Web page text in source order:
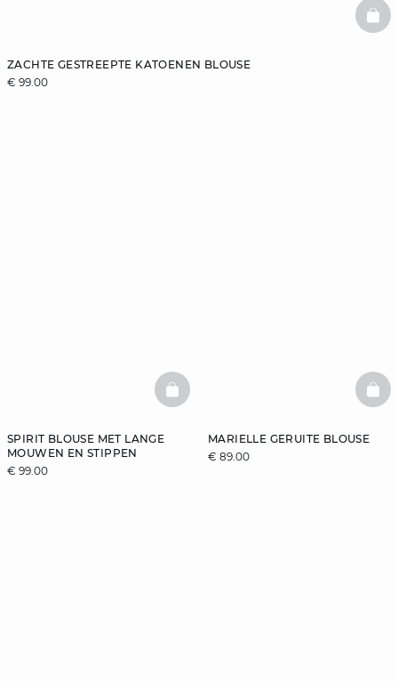
ZACHTE GESTREEPTE KATOENEN BLOUSE
€ 99.00
SPIRIT BLOUSE MET LANGE
MOUWEN EN STIPPEN
€ 99.00
BASKETFULL
MARIELLE GERUITE BLOUSE
€ 89.00